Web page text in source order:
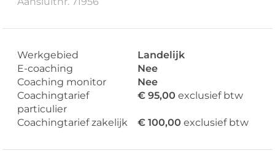
Werkgebied
Landelijk
E-coaching
Nee
Coaching monitor
Nee
Coachingtarief
particulier
€ 95,00 exclusief btw
Coachingtarief zakelijk € 100,00 exclusief btw